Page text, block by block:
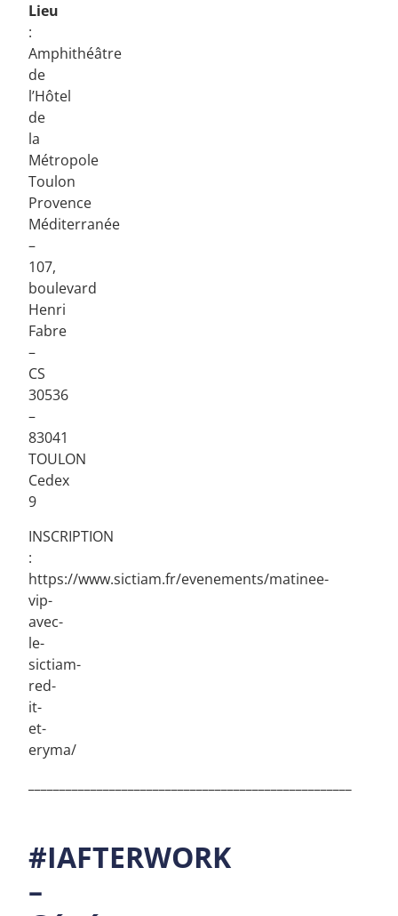
Lieu
:
Amphithéâtre
de
l’Hôtel
de
la
Métropole
Toulon
Provence
Méditerranée
–
107,
boulevard
Henri
Fabre
–
CS
30536
–
83041
TOULON
Cedex
9
INSCRIPTION
:
https://www.sictiam.fr/evenements/matinee-
vip-
avec-
le-
sictiam-
red-
it-
et-
eryma/
#IAFTERWORK
–